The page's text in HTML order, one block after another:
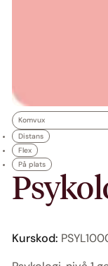
Komvux
Distans
Flex
På plats
Kurskod: